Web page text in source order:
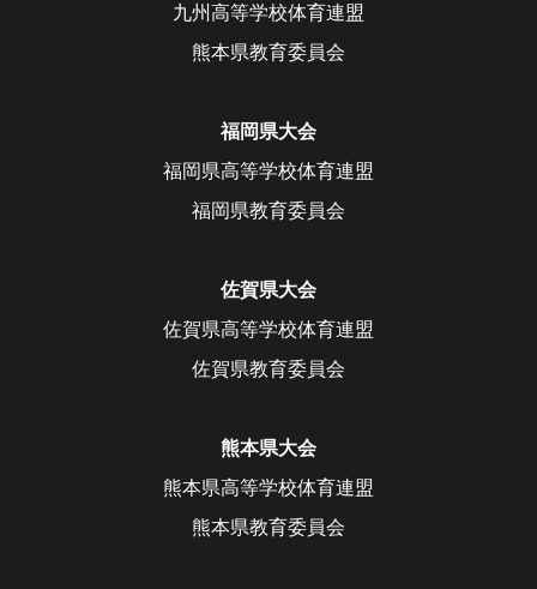
九州高等学校体育連盟
熊本県教育委員会
福岡県大会
福岡県高等学校体育連盟
福岡県教育委員会
佐賀県大会
佐賀県高等学校体育連盟
佐賀県教育委員会
熊本県大会
熊本県高等学校体育連盟
熊本県教育委員会